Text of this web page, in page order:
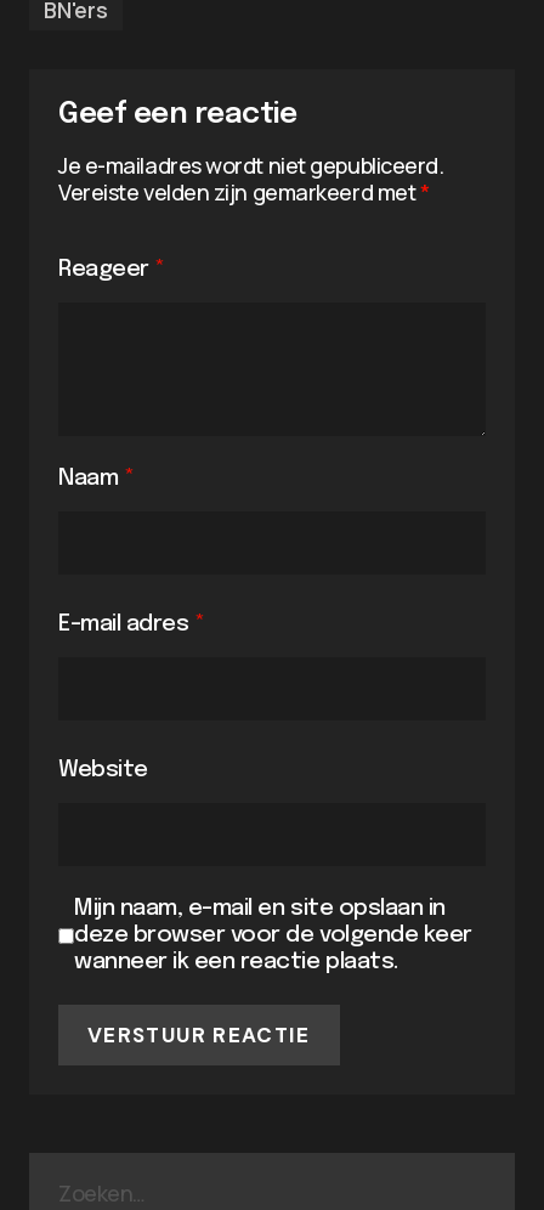
BN'ers
Geef een reactie
Je e-mailadres wordt niet gepubliceerd.
Vereiste velden zijn gemarkeerd met*
Reageer *
Naam *
E-mail adres *
Website
Mijn naam, e-mail en site opslaan in
deze browser voor de volgende keer
wanneer ik een reactie plaats.
VERSTUUR REACTIE